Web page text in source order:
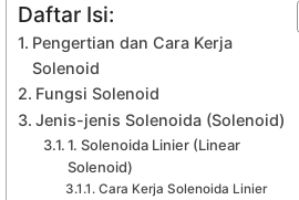
Daftar Isi:
Pengertian dan Cara Kerja
Solenoid
Fungsi Solenoid
Jenis-jenis Solenoida (Solenoid)
1. Solenoida Linier (Linear
Solenoid)
Cara Kerja Solenoida Linier